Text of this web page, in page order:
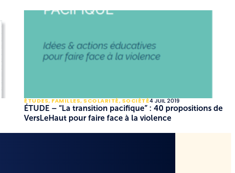
ÉTUDES,FAMILLES,SCOLARITÉ,SOCIÉTÉ4 JUIL 2019
ÉTUDE – “La transition pacifique” : 40 propositions de
VersLeHaut pour faire face à la violence